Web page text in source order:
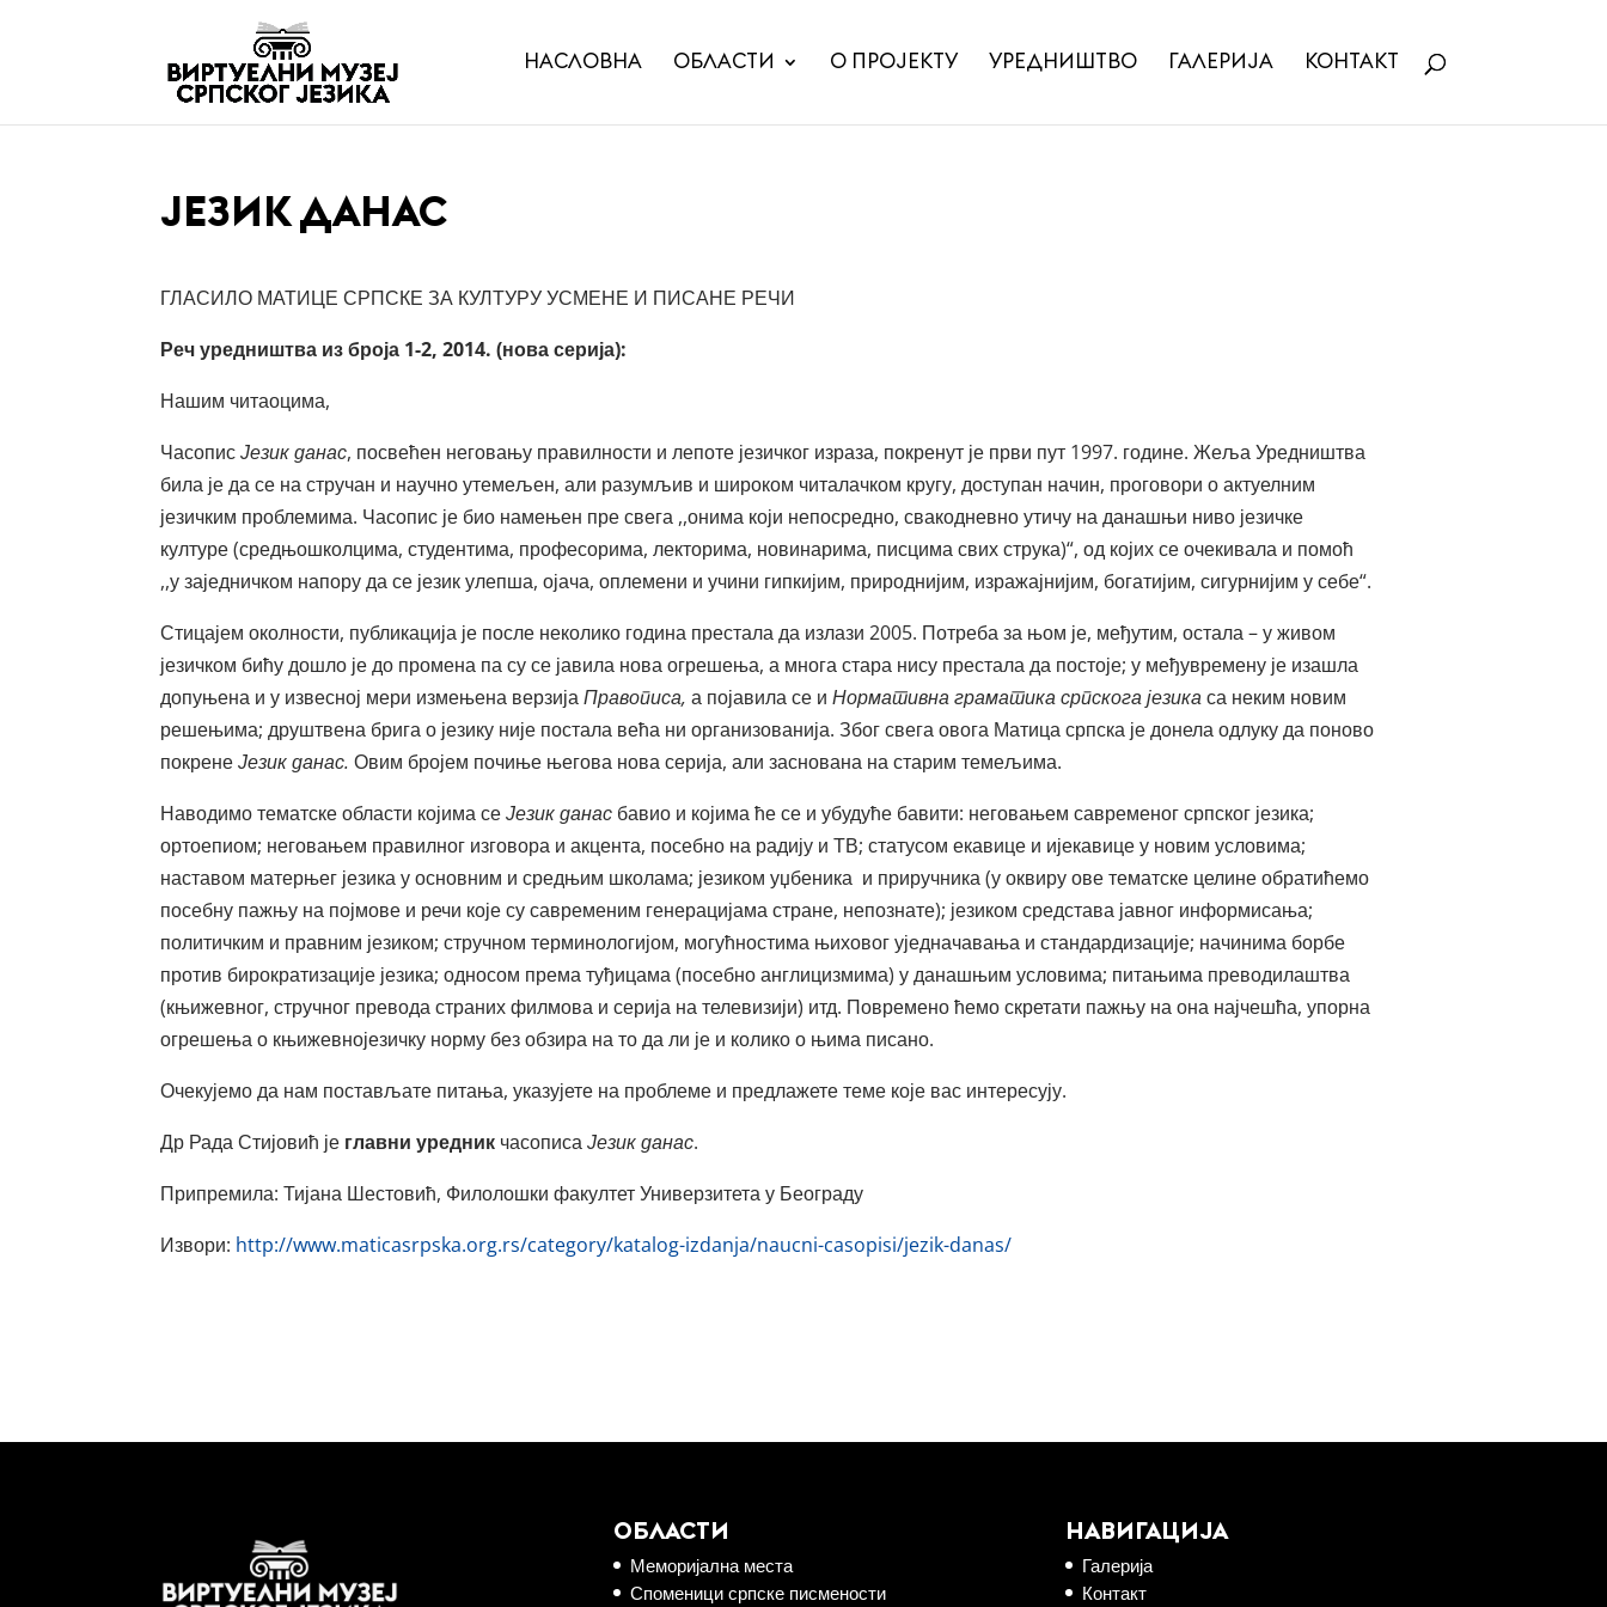
НАСЛОВНА ОБЛАСТИ О ПРОЈЕКТУ УРЕДНИШТВО ГАЛЕРИЈА КОНТАКТ
ЈЕЗИК ДАНАС
ГЛАСИЛО МАТИЦЕ СРПСКЕ ЗА КУЛТУРУ УСМЕНЕ И ПИСАНЕ РЕЧИ
Реч уредништва из броја 1-2, 2014. (нова серија):
Нашим читаоцима,
ЧасописЈезик данас, посвећен неговању правилности и лепоте језичког израза, покренут је први пут 1997. године. Жеља Уредништва
била је да се на стручан и научно утемељен, али разумљив и широком читалачком кругу, доступан начин, проговори о актуелним
језичким проблемима. Часопис је био намењен пре свега ,,онима који непосредно, свакодневно утичу на данашњи ниво језичке
културе (средњошколцима, студентима, професорима, лекторима, новинарима, писцима свих струка)“, од којих се очекивала и помоћ
,,у заједничком напору да се језик улепша, ојача, оплемени и учини гипкијим, природнијим, изражајнијим, богатијим, сигурнијим у себе“.
Стицајем околности, публикација је после неколико година престала да излази 2005. Потреба за њом је, међутим, остала – у живом
језичком бићу дошло је до промена па су се јавила нова огрешења, а многа стара нису престала да постоје; у међувремену је изашла
допуњена и у извесној мери измењена верзијаПравописа,а појавила се иНормативна граматика српскога језикаса неким новим
решењима; друштвена брига о језику није постала већа ни организованија. Због свега овога Матица српска је донела одлуку да поново
покренеЈезик данас.Овим бројем почиње његова нова серија, али заснована на старим темељима.
Наводимо тематске области којима сеЈезик данас бавио и којима ће се и убудуће бавити: неговањем савременог српског језика;
ортоепиом; неговањем правилног изговора и акцента, посебно на радију и ТВ; статусом екавице и ијекавице у новим условима;
наставом матерњег језика у основним и средњим школама; језиком уџбеника и приручника (у оквиру ове тематске целине обратићемо
посебну пажњу на појмове и речи које су савременим генерацијама стране, непознате); језиком средстава јавног информисања;
политичким и правним језиком; стручном терминологијом, могућностима њиховог уједначавања и стандардизације; начинима борбе
против бирократизације језика; односом према туђицама (посебно англицизмима) у данашњим условима; питањима преводилаштва
(књижевног, стручног превода страних филмова и серија на телевизији) итд. Повремено ћемо скретати пажњу на она најчешћа, упорна
огрешења о књижевнојезичку норму без обзира на то да ли је и колико о њима писано.
Очекујемо да нам постављате питања, указујете на проблеме и предлажете теме које вас интересују.
Др Рада Стијовић је главни уредник часописаЈезик данас.
Припремила: Тијана Шестовић, Филолошки факултет Универзитета у Београду
Извори: http://www.maticasrpska.org.rs/category/katalog-izdanja/naucni-casopisi/jezik-danas/
ОБЛАСТИ
Меморијална места
Споменици српске писмености
НАВИГАЦИЈА
Галерија
Контакт